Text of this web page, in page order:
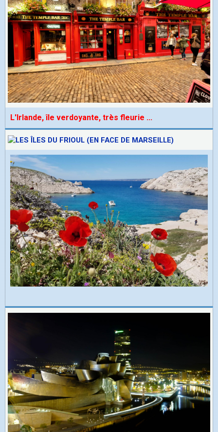
L'Irlande, île verdoyante, très fleurie ...